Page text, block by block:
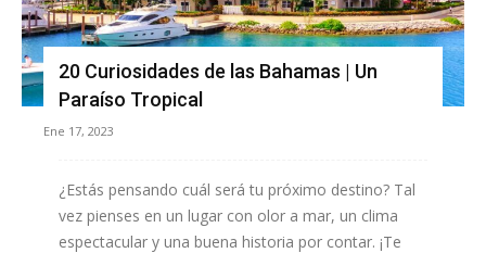
20 Curiosidades de las Bahamas | Un
Paraíso Tropical
Ene 17, 2023
¿Estás pensando cuál será tu próximo destino? Tal
vez pienses en un lugar con olor a mar, un clima
espectacular y una buena historia por contar. ¡Te